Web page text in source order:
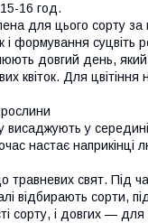
16 год.
для цього сорту
і формування
довгий день,
квіток. Для цвітіння
у
настає наприкінці
травневих свят. Під
відбирають сорти,
сорту, і довгих —